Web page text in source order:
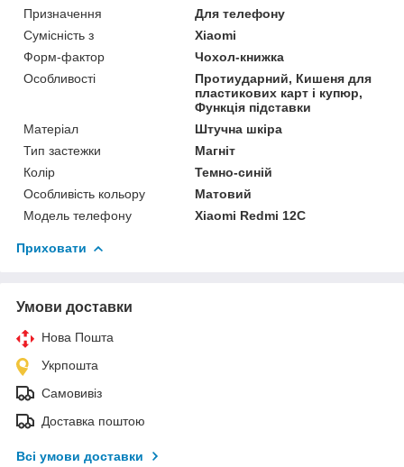
Призначення
Для телефону
Сумісність з
Xiaomi
Форм-фактор
Чохол-книжка
Особливості
Протиударний, Кишеня для
пластикових карт і купюр,
Функція підставки
Матеріал
Штучна шкіра
Тип застежки
Магніт
Колір
Темно-синій
Особливість кольору
Матовий
Модель телефону
Xiaomi Redmi 12C
Приховати
Умови доставки
Нова Пошта
Укрпошта
Самовивіз
Доставка поштою
Всі умови доставки